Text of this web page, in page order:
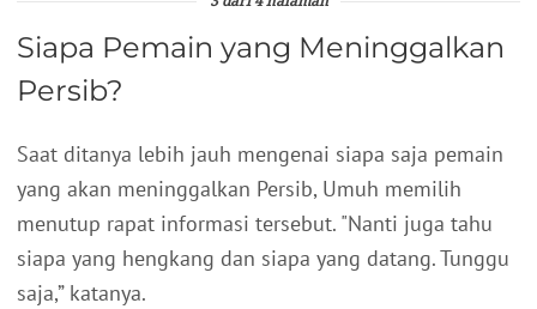
Siapa Pemain yang Meninggalkan
Persib?
Saat ditanya lebih jauh mengenai siapa saja pemain
yang akan meninggalkan Persib, Umuh memilih
menutup rapat informasi tersebut. "Nanti juga tahu
siapa yang hengkang dan siapa yang datang. Tunggu
saja,” katanya.